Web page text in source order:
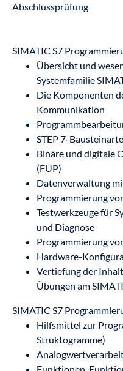
Abschlussprüfung
SIMATIC S7
Übersicht und
Systemfamilie
Die Komponenten
Kommunikation
STEP 7-
Binäre und digitale
(FUP)
Datenverwaltung
Programmierung
Testwerkzeuge für
und Diagnose
Programmierung
Hardware-
Vertiefung der
Übungen am
SIMATIC S7
Hilfsmittel zur
Struktogramme)